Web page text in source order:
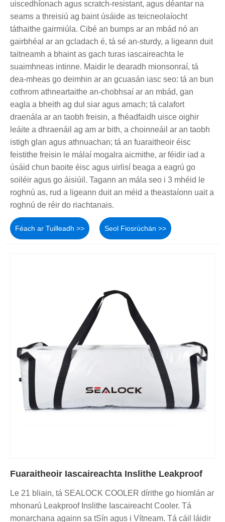
uiscedhíonach agus scratch-resistant, agus déantar na
seams a threisiú ag baint úsáide as teicneolaíocht
táthaithe gairmiúla. Cibé an bumps ar an mbád nó an
gairbhéal ar an gcladach é, tá sé an-sturdy, a ligeann duit
taitneamh a bhaint as gach turas iascaireachta le
suaimhneas intinne. Maidir le dearadh mionsonraí, tá
dea-mheas go deimhin ar an gcuasán iasc seo: tá an bun
cothrom athneartaithe an-chobhsaí ar an mbád, gan
eagla a bheith ag dul siar agus amach; tá calafort
draenála ar an taobh freisin, a fhéadfaidh uisce oighir
leáite a dhraenáil ag am ar bith, a choinneáil ar an taobh
istigh glan agus athnuachan; tá an fuaraitheoir éisc
feistithe freisin le málaí mogalra aicmithe, ar féidir iad a
úsáid chun baoite éisc agus uirlisí beaga a eagrú go
soiléir agus go áisiúil. Tagann an mála seo i 3 mhéid le
roghnú as, rud a ligeann duit an méid a theastaíonn uait a
roghnú de réir do riachtanais.
Féach ar Tuilleadh >> Seol Fiosrúchán >>
Fuaraitheoir Iascaireachta Inslithe Leakproof
Le 21 bliain, tá SEALOCK COOLER dírithe go hiomlán ar
mhonarú Leakproof Inslithe Iascaireacht Cooler. Tá
monarchana againn sa tSín agus i Vítneam. Tá cáil láidir